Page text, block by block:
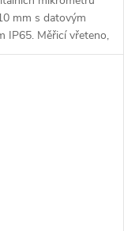
mm s datovým
IP65. Měřicí vřeteno,
tvrzené a